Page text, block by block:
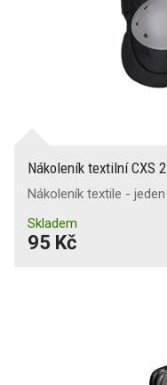
Nákoleník textilní CXS
Nákoleník textile -
Skladem
95 Kč